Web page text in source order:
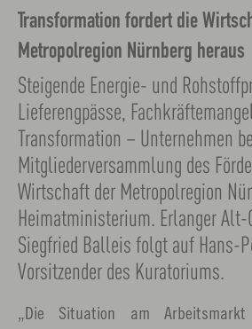
Transformation fordert die
Metropolregion Nürnberg heraus
Steigende Energie- und
Lieferengpässe,
Transformation – Unternehmen
Mitgliederversammlung des
Wirtschaft der Metropolregion
Heimatministerium. Erlanger Alt-
Siegfried Balleis folgt auf Hans-
Vorsitzender des Kuratoriums.
„Die Situation am